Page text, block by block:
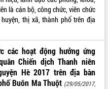
là cán bộ, công chức, viên chức
thị xã, thành phố trên địa
các hoạt động hưởng ứng
Chiến dịch Thanh niên
Hè 2017 trên địa bàn
Buôn Ma Thuột (29/05/2017,